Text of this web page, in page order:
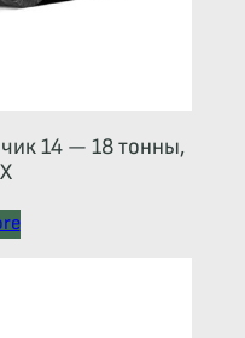
14 — 18 тонны,